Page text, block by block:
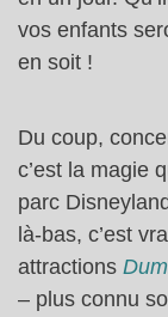
vos enfants
en soit !
Du coup,
c’est la magie
parc
là-bas, c’est
attractions
– plus connu